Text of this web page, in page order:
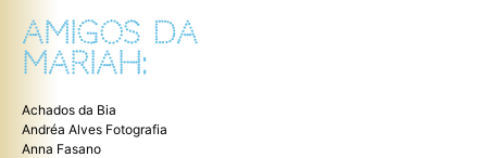
AMIGOS DA
MARIAH:
Achados da Bia
Andréa Alves Fotografia
Anna Fasano